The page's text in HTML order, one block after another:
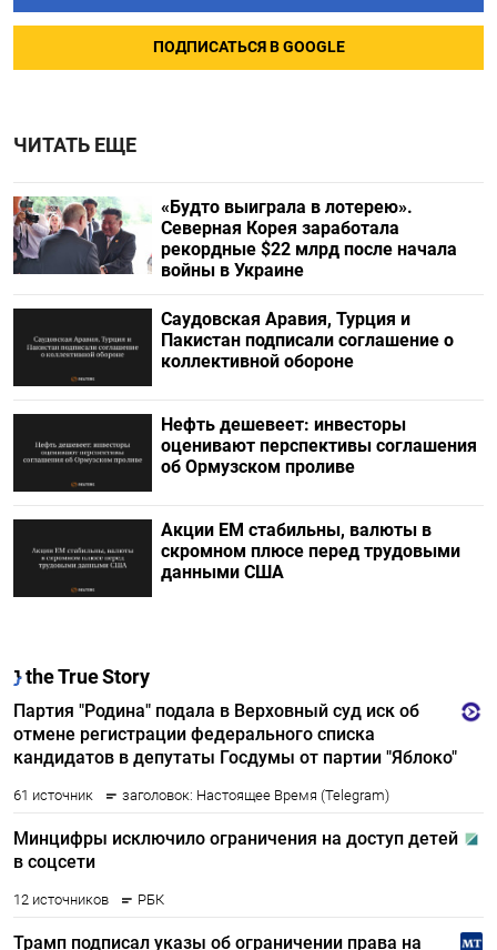
ПОДПИСАТЬСЯ В GOOGLE
ЧИТАТЬ ЕЩЕ
«Будто выиграла в лотерею».
Северная Корея заработала
рекордные $22 млрд после начала
войны в Украине
Саудовская Аравия, Турция и
Пакистан подписали соглашение о
коллективной обороне
Нефть дешевеет: инвесторы
оценивают перспективы соглашения
об Ормузском проливе
Акции ЕМ стабильны, валюты в
скромном плюсе перед трудовыми
данными США